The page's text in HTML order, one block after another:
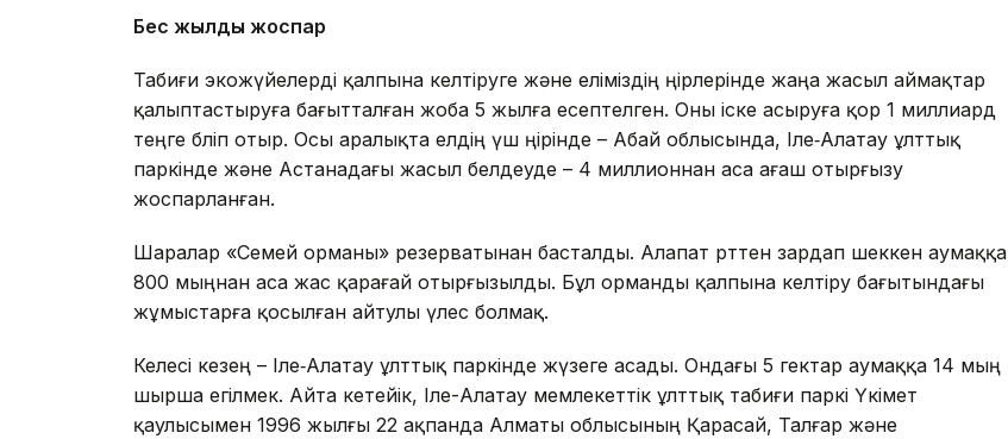
Бес жылдық жоспар
Табиғи экожүйелерді қалпына келтіруге және еліміздің өңірлерінде жаңа жасыл аймақтар
қалыптастыруға бағытталған жоба 5 жылға есептелген. Оны іске асыруға қор 1 миллиард
теңге бөліп отыр. Осы аралықта елдің үш өңірінде – Абай облысында, Іле‑Алатау ұлттық
паркінде және Астанадағы жасыл белдеуде – 4 миллионнан аса ағаш отырғызу
жоспарланған.
Шаралар «Семей орманы» резерватынан басталды. Алапат өрттен зардап шеккен аумаққа
800 мыңнан аса жас қарағай отырғызылды. Бұл орманды қалпына келтіру бағытындағы
жұмыстарға қосылған айтулы үлес болмақ.
Келесі кезең – Іле‑Алатау ұлттық паркінде жүзеге асады. Ондағы 5 гектар аумаққа 14 мың
шырша егілмек. Айта кетейік, Іле-Алатау мемлекеттік ұлттық табиғи паркі Үкімет
қаулысымен 1996 жылғы 22 ақпанда Алматы облысының Қарасай, Талғар және